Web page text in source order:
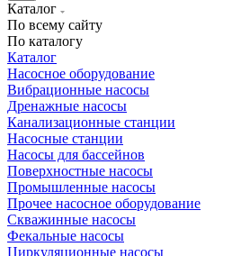
Каталог
По всему сайту
По каталогу
Каталог
Насосное оборудование
Вибрационные насосы
Дренажные насосы
Канализационные станции
Насосные станции
Насосы для бассейнов
Поверхностные насосы
Промышленные насосы
Прочее насосное оборудование
Скважинные насосы
Фекальные насосы
Циркуляционные насосы